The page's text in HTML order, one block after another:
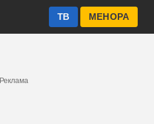
МЕНОРА
ТВ
Реклама